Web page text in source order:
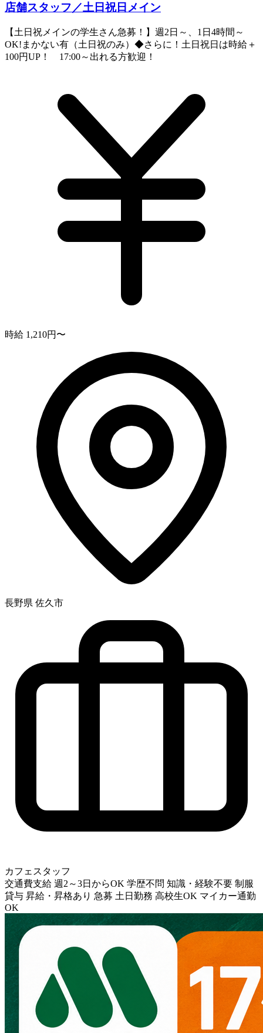
店舗スタッフ／土日祝日メイン
【土日祝メインの学生さん急募！】週2日～、1日4時間～
OK!まかない有（土日祝のみ）◆さらに！土日祝日は時給＋
100円UP！ 17:00～出れる方歓迎！
時給 1,210円〜
長野県 佐久市
カフェスタッフ
交通費支給 週2～3日からOK 学歴不問 知識・経験不要 制服
貸与 昇給・昇格あり 急募 土日勤務 高校生OK マイカー通勤
OK